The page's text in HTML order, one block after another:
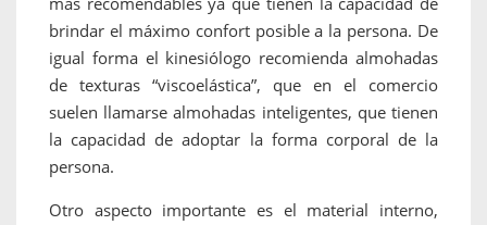
brindar el máximo confort posible a la persona. De
igual forma el kinesiólogo recomienda almohadas
de texturas “viscoelástica”, que en el comercio
suelen llamarse almohadas inteligentes, que tienen
la capacidad de adoptar la forma corporal de la
persona.
Otro aspecto importante es el material interno,